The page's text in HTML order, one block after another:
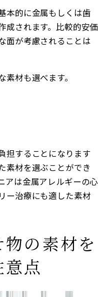
本的に金属もしくは歯
成されます。比較的安価
面が考慮されることは
材も選べます。
担することになります
素材を選ぶことができ
アは金属アレルギーの心
ー治療にも適した素材
の素材を
点